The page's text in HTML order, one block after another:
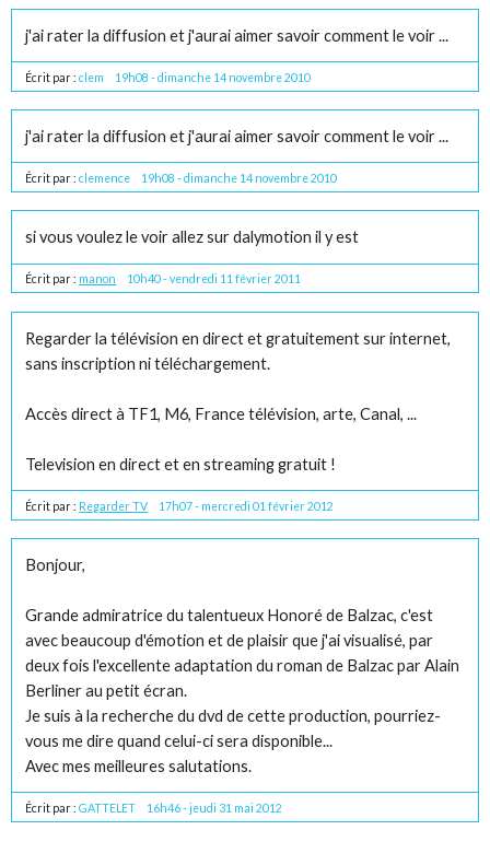
j'ai rater la diffusion et j'aurai aimer savoir comment le voir ...
Écrit par :clem 19h08 -dimanche 14 novembre 2010
j'ai rater la diffusion et j'aurai aimer savoir comment le voir ...
Écrit par :clemence 19h08 -dimanche 14 novembre 2010
si vous voulez le voir allez sur dalymotion il y est
Écrit par : manon 10h40-vendredi 11 février 2011
Regarder la télévision en direct et gratuitement sur internet,
sans inscription ni téléchargement.
Accès direct à TF1, M6, France télévision, arte, Canal, ...
Television en direct et en streaming gratuit !
Écrit par : Regarder TV 17h07- mercredi 01 février 2012
Bonjour,
Grande admiratrice du talentueux Honoré de Balzac, c'est
avec beaucoup d'émotion et de plaisir que j'ai visualisé, par
deux fois l'excellente adaptation du roman de Balzac par Alain
Berliner au petit écran.
Je suis à la recherche du dvd de cette production, pourriez-
vous me dire quand celui-ci sera disponible...
Avec mes meilleures salutations.
Écrit par :GATTELET 16h46-jeudi 31 mai 2012